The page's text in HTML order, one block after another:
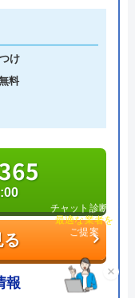
求の被害に遭う
ったときに使え
ところも安心で
ですし、相見積
す。
る
け
料
る
報
×
チャット診断で
最適な業者を
ご提案